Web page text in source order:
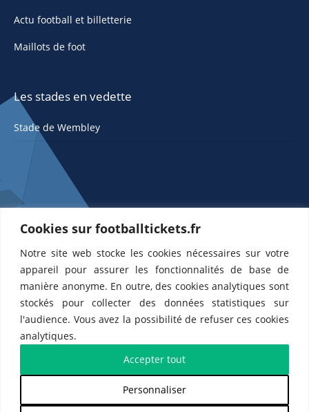
Cookies sur footballtickets.fr
Notre site web stocke les cookies nécessaires sur votre
appareil pour assurer les fonctionnalités de base de
manière anonyme. En outre, des cookies analytiques sont
stockés pour collecter des données statistiques sur
l'audience. Vous avez la possibilité de refuser ces cookies
analytiques.
Personnaliser
Accepter tout
Actu football et billetterie
Maillots de foot
Les stades en vedette
Stade de Wembley
ETTS 365 SL, Rambla de Catalunya 38, 8, 1, 08007 Barcelone, Espagne |
CIF : ES-B43945534
Partenaires de l'US Changé 53 💙et de l'US Bretons de Paris 🤍